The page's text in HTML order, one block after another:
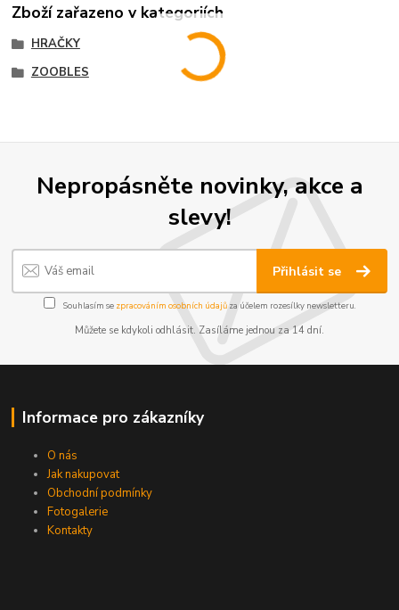
Zboží zařazeno v kategoriích
HRAČKY
ZOOBLES
Nepropásněte novinky, akce a
slevy!
Přihlásit se
Souhlasím se zpracováním osobních údajůza účelem rozesílky newsletteru.
Můžete se kdykoli odhlásit. Zasíláme jednou za 14 dní.
Informace pro zákazníky
O nás
Jak nakupovat
Obchodní podmínky
Fotogalerie
Kontakty